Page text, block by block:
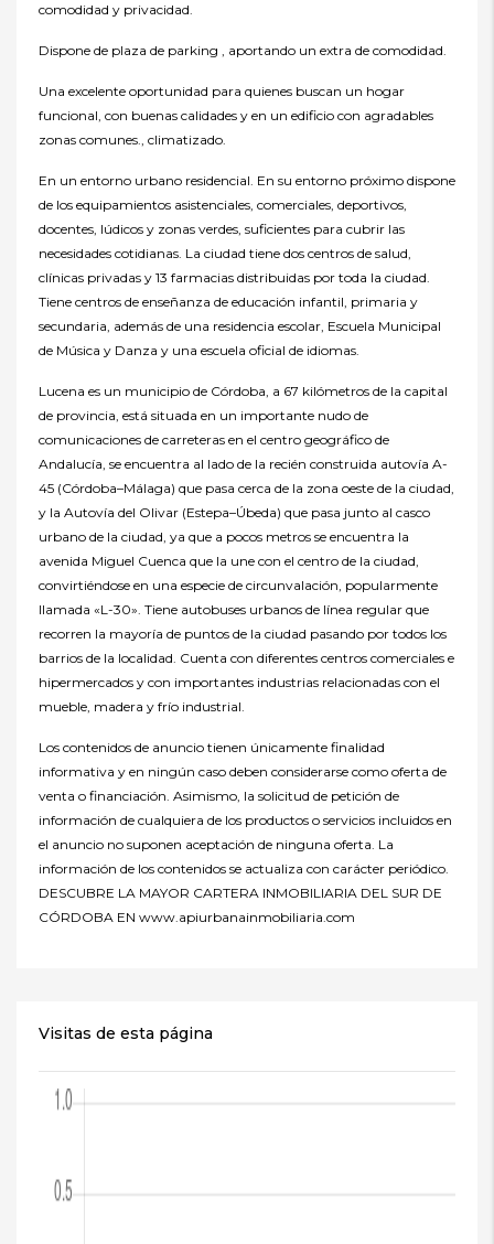
comodidad y privacidad.
Dispone de plaza de parking , aportando un extra de comodidad.
Una excelente oportunidad para quienes buscan un hogar
funcional, con buenas calidades y en un edificio con agradables
zonas comunes., climatizado.
En un entorno urbano residencial. En su entorno próximo dispone
de los equipamientos asistenciales, comerciales, deportivos,
docentes, lúdicos y zonas verdes, suficientes para cubrir las
necesidades cotidianas. La ciudad tiene dos centros de salud,
clínicas privadas y 13 farmacias distribuidas por toda la ciudad.
Tiene centros de enseñanza de educación infantil, primaria y
secundaria, además de una residencia escolar, Escuela Municipal
de Música y Danza y una escuela oficial de idiomas.
Lucena es un municipio de Córdoba, a 67 kilómetros de la capital
de provincia, está situada en un importante nudo de
comunicaciones de carreteras en el centro geográfico de
Andalucía, se encuentra al lado de la recién construida autovía A-
45 (Córdoba–Málaga) que pasa cerca de la zona oeste de la ciudad,
y la Autovía del Olivar (Estepa–Úbeda) que pasa junto al casco
urbano de la ciudad, ya que a pocos metros se encuentra la
avenida Miguel Cuenca que la une con el centro de la ciudad,
convirtiéndose en una especie de circunvalación, popularmente
llamada «L-30». Tiene autobuses urbanos de línea regular que
recorren la mayoría de puntos de la ciudad pasando por todos los
barrios de la localidad. Cuenta con diferentes centros comerciales e
hipermercados y con importantes industrias relacionadas con el
mueble, madera y frío industrial.
Los contenidos de anuncio tienen únicamente finalidad
informativa y en ningún caso deben considerarse como oferta de
venta o financiación. Asimismo, la solicitud de petición de
información de cualquiera de los productos o servicios incluidos en
el anuncio no suponen aceptación de ninguna oferta. La
información de los contenidos se actualiza con carácter periódico.
DESCUBRE LA MAYOR CARTERA INMOBILIARIA DEL SUR DE
CÓRDOBA EN www.apiurbanainmobiliaria.com
Visitas de esta página